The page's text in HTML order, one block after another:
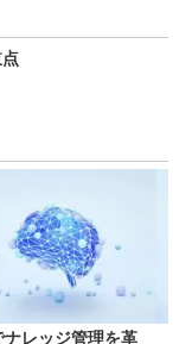
レッジ管理を革